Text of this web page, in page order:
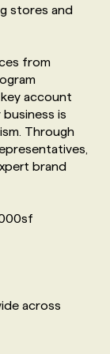
stores and
from
account
is
Through
brand
across